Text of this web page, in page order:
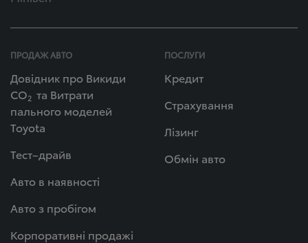
ПРОДАЖ АВТО
Довідник про Викиди
СО2 та Витрати
пального моделей
Toyota
Тест–драйв
Авто в наявності
Авто з пробігом
Корпоративні продажі
ПОСЛУГИ
Кредит
Страхування
Лізинг
Обмін авто